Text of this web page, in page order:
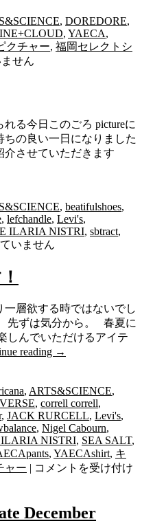
ま
す！！
は
, DOREDORE,
, YAECA,
クチャー, 福岡セレクトシ
せん
る今日このごろ pictureに
ちの良い一日になりました
介させていただきます
, beatifulshoes,
, lefchandle, Levi's,
ILARIA NISTRI, sbtract,
いません
層欲する時ではないでし
先ずは気分から。 春夏に
しんでいただけるアイテ
reading →
, ARTS&SCIENCE,
, correll correll,
, JACK RURCELL, Levi's,
, Nigel Cabourn,
NISTRI, SEA SALT,
, YAECAshirt, キ
ャー | PICTURE
め
ま
コメントを受け付け
December